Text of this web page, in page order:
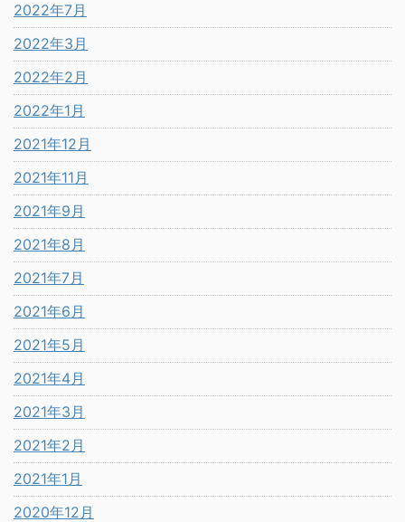
2022年7月
2022年3月
2022年2月
2022年1月
2021年12月
2021年11月
2021年9月
2021年8月
2021年7月
2021年6月
2021年5月
2021年4月
2021年3月
2021年2月
2021年1月
2020年12月